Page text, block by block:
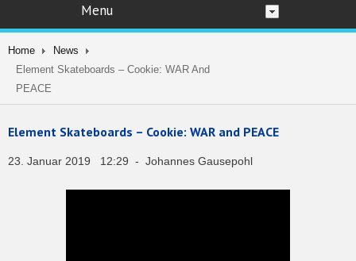
Menu
Home
News
Element Skateboards – Cookie: WAR And
PEACE
Element Skateboards – Cookie: WAR and PEACE
23. Januar 2019 12:29 - Johannes Gausepohl